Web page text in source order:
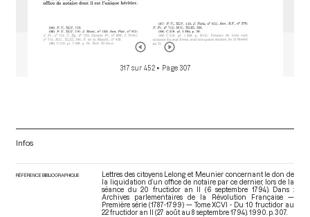
317 sur 452 • Page 307
Infos
RÉFÉRENCE BIBLIOGRAPHIQUE
Lettres des citoyens Lelong et Meunier concernant le don de
la liquidation d’un office de notaire par ce dernier, lors de la
séance du 20 fructidor an II (6 septembre 1794). Dans :
Archives parlementaires de la Révolution Française —
Première série (1787-1799) — Tome XCVI - Du 10 fructidor au
22 fructidor an II (27 août au 8 septembre 1794) . 1990. p. 307.